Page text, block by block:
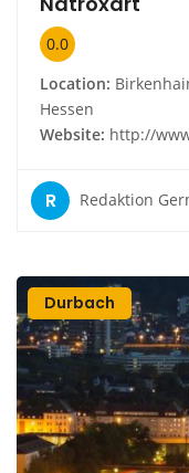
0.0
Location:
Hessen
Website: http://
R Redaktion
Durbach